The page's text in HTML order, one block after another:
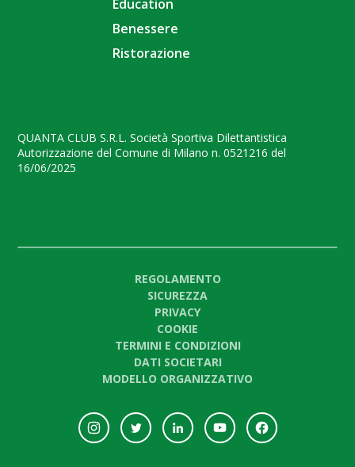
Education
Benessere
Ristorazione
QUANTA CLUB S.R.L. Società Sportiva Dilettantistica
Autorizzazione del Comune di Milano n. 0521216 del
16/06/2025
REGOLAMENTO
SICUREZZA
PRIVACY
COOKIE
TERMINI E CONDIZIONI
DATI SOCIETARI
MODELLO ORGANIZZATIVO